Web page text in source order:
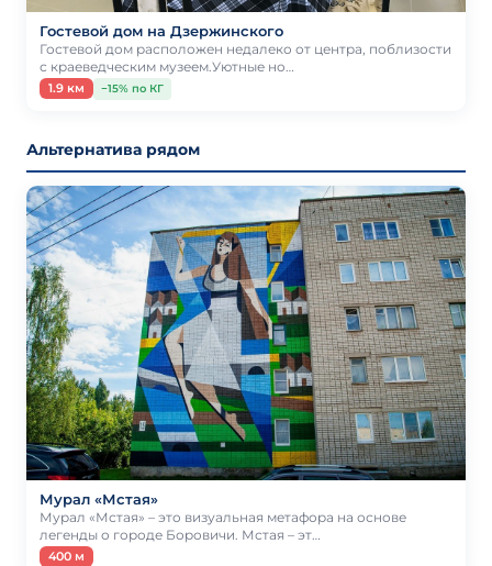
Гостевой дом на Дзержинского
Гостевой дом расположен недалеко от центра, поблизости
с краеведческим музеем.Уютные но…
1.9 км −15% по КГ
Альтернатива рядом
Мурал «Мстая»
Мурал «Мстая» – это визуальная метафора на основе
легенды о городе Боровичи. Мстая – эт…
400 м